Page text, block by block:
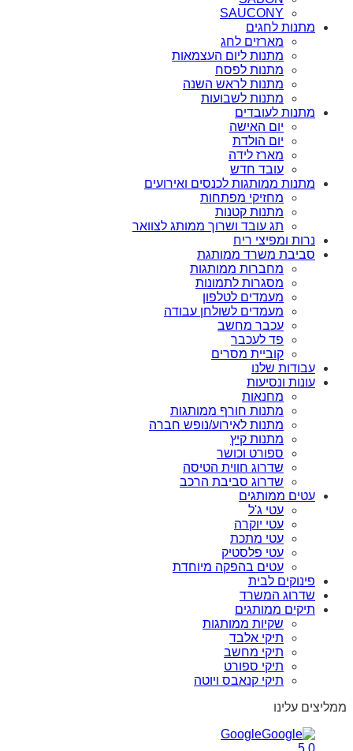
SAUCONY
מתנות לחגים
מארזים לחג
מתנות ליום העצמאות
מתנות לפסח
מתנות לראש השנה
מתנות לשבועות
מתנות לעובדים
יום האישה
יום הולדת
מארז לידה
עובד חדש
מתנות ממותגות לכנסים ואירועים
מחזיקי מפתחות
מתנות קטנות
תג עובד ושרוך ממותג לצוואר
נרות ומפיצי ריח
סביבת משרד ממותגת
מחברות ממותגות
מסגרות לתמונות
מעמדים לטלפון
מעמדים לשולחן עבודה
עכבר מחשב
פד לעכבר
קוביית מסרים
עבודות שלנו
עונות ונסיעות
מחנאות
מתנות חורף ממותגות
מתנות לאירוע/נופש חברה
מתנות קיץ
ספורט וכושר
שדרוג חווית הטיסה
שדרוג סביבת הרכב
עטים ממותגים
עטי ג'ל
עטי יוקרה
עטי מתכת
עטי פלסטיק
עטים בהפקה מיוחדת
פינוקים לבית
שדרוג המשרד
תיקים ממותגים
שקיות ממותגות
תיקי אלבד
תיקי מחשב
תיקי ספורט
תיקי קנאבס ויוטה
ממליצים עלינו
Google